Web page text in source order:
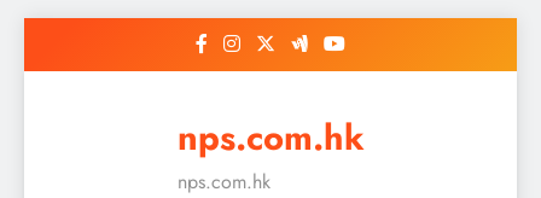
nps.com.hk
nps.com.hk